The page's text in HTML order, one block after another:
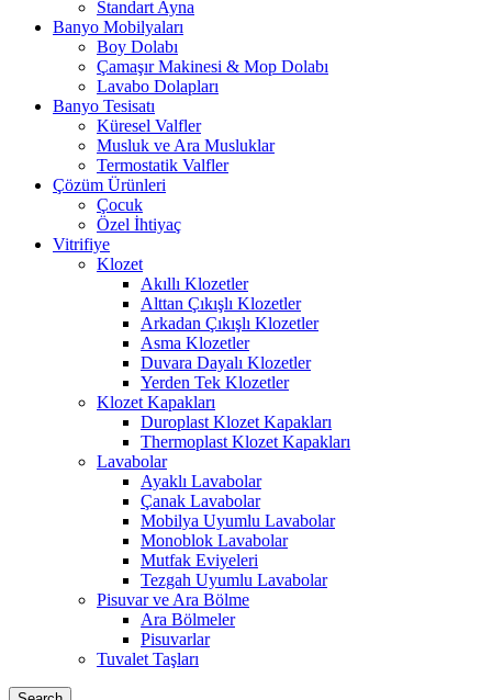
Standart Ayna
Banyo Mobilyaları
Boy Dolabı
Çamaşır Makinesi & Mop Dolabı
Lavabo Dolapları
Banyo Tesisatı
Küresel Valfler
Musluk ve Ara Musluklar
Termostatik Valfler
Çözüm Ürünleri
Çocuk
Özel İhtiyaç
Vitrifiye
Klozet
Akıllı Klozetler
Alttan Çıkışlı Klozetler
Arkadan Çıkışlı Klozetler
Asma Klozetler
Duvara Dayalı Klozetler
Yerden Tek Klozetler
Klozet Kapakları
Duroplast Klozet Kapakları
Thermoplast Klozet Kapakları
Lavabolar
Ayaklı Lavabolar
Çanak Lavabolar
Mobilya Uyumlu Lavabolar
Monoblok Lavabolar
Mutfak Eviyeleri
Tezgah Uyumlu Lavabolar
Pisuvar ve Ara Bölme
Ara Bölmeler
Pisuvarlar
Tuvalet Taşları